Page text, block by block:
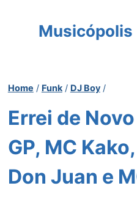
Musicópolis
Home / Funk / DJ Boy /
Errei de
GP, MC
Don Juan e